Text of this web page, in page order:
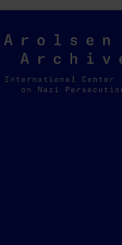
Arolsen
Archives